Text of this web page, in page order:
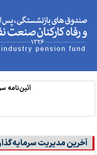
آئین‌نامه
آخرین مدیریت